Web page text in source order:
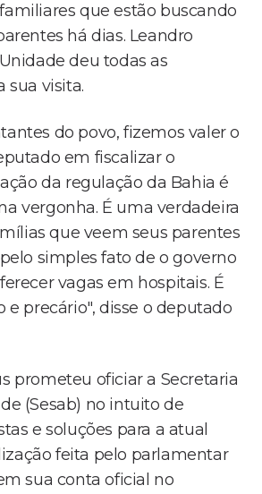
que estão buscando
há dias. Leandro
deu todas as
sua visita.
do povo, fizemos valer o
em fiscalizar o
da regulação da Bahia é
vergonha. É uma verdadeira
que veem seus parentes
simples fato de o governo
vagas em hospitais. É
e precário", disse o deputado
prometeu oficiar a Secretaria
(Sesab) no intuito de
e soluções para a atual
feita pelo parlamentar
sua conta oficial no